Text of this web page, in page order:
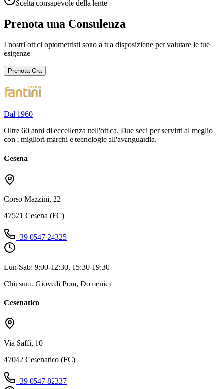
Scelta consapevole della lente
Prenota una Consulenza
I nostri ottici optometristi sono a tua disposizione per valutare le tue
esigenze
Prenota Ora
Dal 1960
Oltre 60 anni di eccellenza nell'ottica. Due sedi per servirti al meglio
con i migliori marchi e tecnologie all'avanguardia.
Cesena
Corso Mazzini, 22
47521 Cesena (FC)
+39 0547 24325
Lun-Sab: 9:00-12:30, 15:30-19:30
Chiusura: Giovedi Pom, Domenica
Cesenatico
Via Saffi, 10
47042 Cesenatico (FC)
+39 0547 82337